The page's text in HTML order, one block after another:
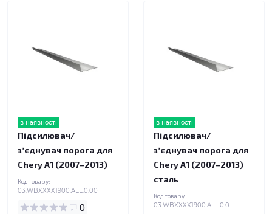
в наявності
Підсилювач/
зʼєднувач порога для
Chery A1 (2007–2013)
Код товару:
03.WBXXXX1900.ALL.0.00
0
в наявності
Підсилювач/
зʼєднувач порога для
Chery A1 (2007–2013)
сталь
Код товару:
03.WBXXXX1900.ALL.0.0